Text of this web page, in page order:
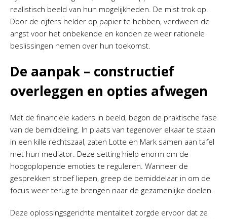
realistisch beeld van hun mogelijkheden. De mist trok op.
Door de cijfers helder op papier te hebben, verdween de
angst voor het onbekende en konden ze weer rationele
beslissingen nemen over hun toekomst.
De aanpak – constructief
overleggen en opties afwegen
Met de financiële kaders in beeld, begon de praktische fase
van de bemiddeling. In plaats van tegenover elkaar te staan
in een kille rechtszaal, zaten Lotte en Mark samen aan tafel
met hun mediator. Deze setting hielp enorm om de
hoogoplopende emoties te reguleren. Wanneer de
gesprekken stroef liepen, greep de bemiddelaar in om de
focus weer terug te brengen naar de gezamenlijke doelen.
Deze oplossingsgerichte mentaliteit zorgde ervoor dat ze